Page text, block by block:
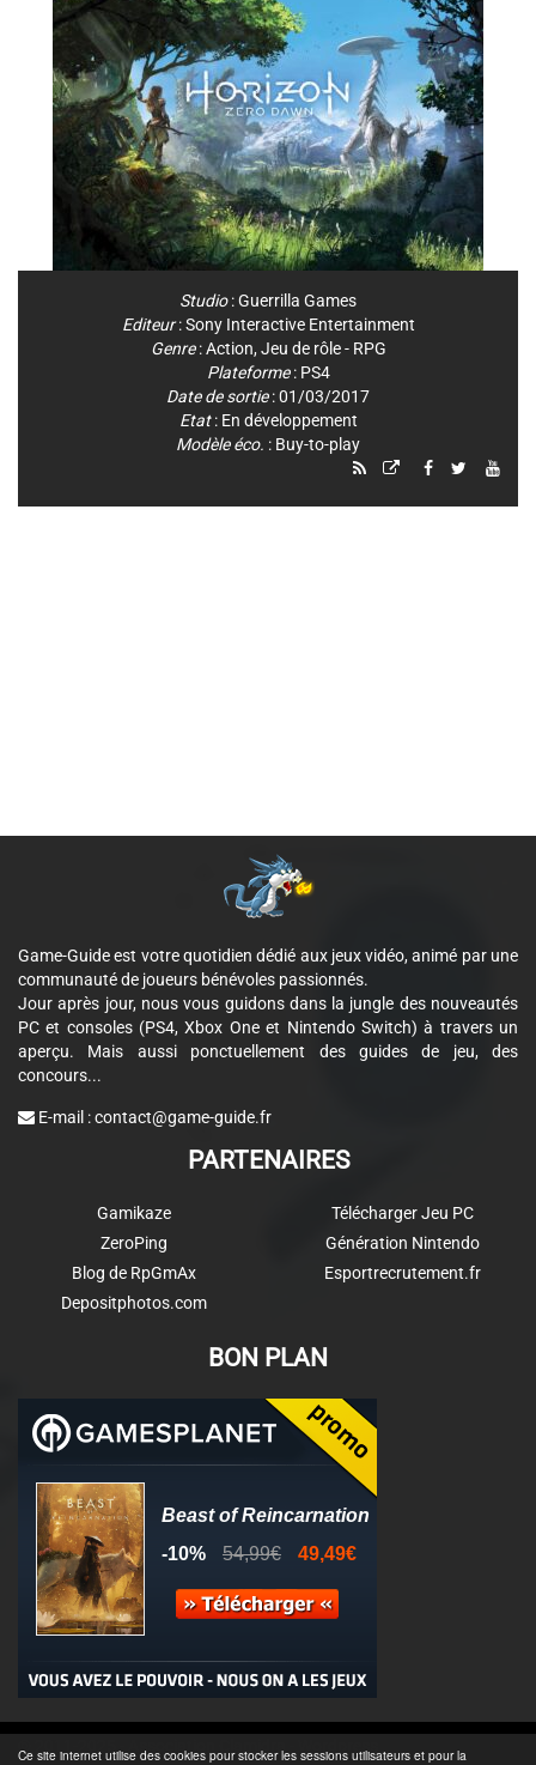
Ce site internet utilise des cookies pour stocker les sessions utilisateurs et pour la
Studio:Guerrilla Games
Editeur:Sony Interactive Entertainment
Genre:Action, Jeu de rôle - RPG
Plateforme: PS4
Date de sortie: 01/03/2017
Etat: En développement
Modèle éco. : Buy-to-play
Game-Guide est votre quotidien dédié aux jeux vidéo, animé par une
communauté de joueurs bénévoles passionnés.
Jour après jour, nous vous guidons dans la jungle des nouveautés
PC et consoles (PS4, Xbox One et Nintendo Switch) à travers un
aperçu. Mais aussi ponctuellement des guides de jeu, des
concours...
E-mail :contact@game-guide.fr
PARTENAIRES
Gamikaze
ZeroPing
Blog de RpGmAx
Depositphotos.com
Télécharger Jeu PC
Génération Nintendo
Esportrecrutement.fr
BON PLAN